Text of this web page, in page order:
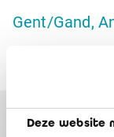
Deze website
Gent/Gand,